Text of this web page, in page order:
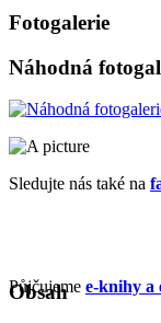
Fotogalerie
Náhodná
Sledujte nás také na
Půjčujeme e-knihy a
Obsah